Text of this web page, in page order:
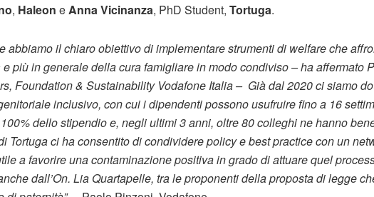
, Haleon eAnna Vicinanza, PhD Student, Tortuga.
abbiamo il chiaro obiettivo di implementare strumenti di welfare che
più in generale della cura famigliare in modo condiviso – ha affermato
Foundation & Sustainability Vodafone Italia – Già dal 2020 ci siamo
inclusivo, con cui i dipendenti possono usufruire fino a 16
dello stipendio e, negli ultimi 3 anni, oltre 80 colleghi ne hanno
Tortuga ci ha consentito di condividere policy e best practice con un
a favorire una contaminazione positiva in grado di attuare quel
dall’On. Lia Quartapelle, tra le proponenti della proposta di legge